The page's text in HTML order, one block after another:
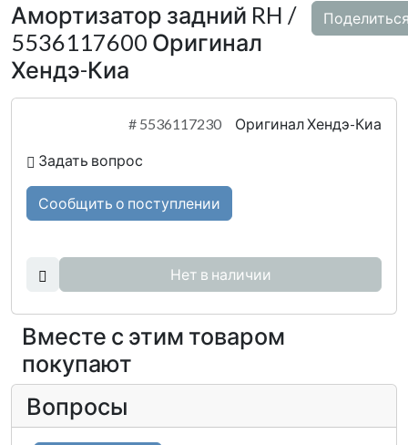
Амортизатор задний RH /
5536117600 Оригинал
Хендэ-Киа
# 5536117230 Оригинал Хендэ-Киа
Задать вопрос
Сообщить о поступлении
Нет в наличии
Вместе с этим товаром
покупают
Вопросы